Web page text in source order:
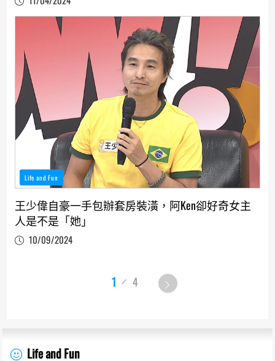
Life and Fun
王少偉自豪一手包辦套房裝潢，阿Ken卻好奇女主
人是不是「她」
10/09/2024
1 4
Life and Fun